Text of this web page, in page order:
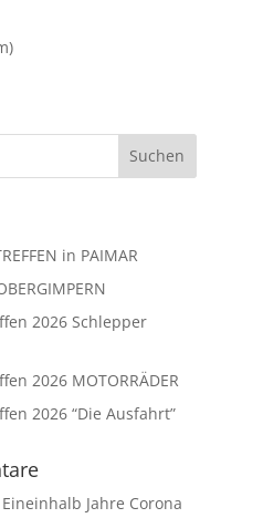
in PAIMAR
2026 Schlepper
2026 MOTORRÄDER
2026 “Die Ausfahrt”
Eineinhalb Jahre Corona